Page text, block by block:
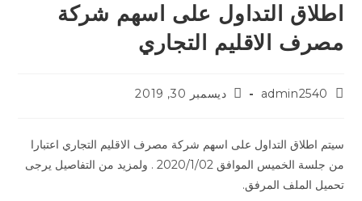
اطلاق التداول على اسهم شركة
مصرف الاقليم التجاري
admin2540 ديسمبر 30, 2019
سيتم اطلاق التداول على اسهم شركة مصرف الاقليم التجاري اعتبارا
من جلسة الخميس الموافق 2020/1/02 . ولمزيد من التفاصيل يرجى
تحميل الملف المرفق.